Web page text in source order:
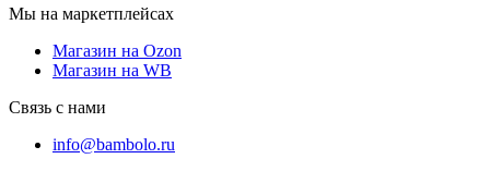
Мы на маркетплейсах
Магазин на Ozon
Магазин на WB
Связь с нами
info@bambolo.ru